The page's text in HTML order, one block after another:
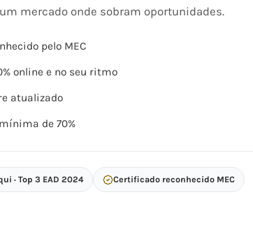
mercado onde sobram oportunidades.
pelo MEC
online e no seu ritmo
atualizado
de 70%
· Top 3 EAD 2024 Certificado reconhecido MEC